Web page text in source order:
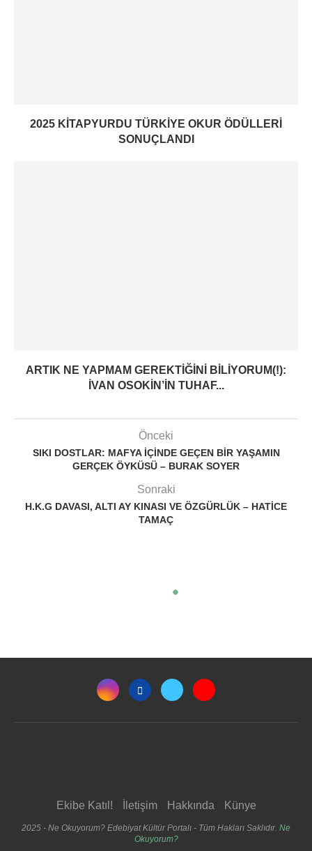
2025 KITAPYURDU TÜRKIYE OKUR ÖDÜLLERI
SONUÇLANDI
ARTIK NE YAPMAM GEREKTIĞINI BILIYORUM(!):
İVAN OSOKIN’IN TUHAF...
Önceki
SIKI DOSTLAR: MAFYA IÇINDE GEÇEN BIR YAŞAMIN
GERÇEK ÖYKÜSÜ – BURAK SOYER
Sonraki
H.K.G DAVASI, ALTI AY KINASI VE ÖZGÜRLÜK – HATICE
TAMAÇ
Ekibe Katıl! İletişim Hakkında Künye
2025 - Ne Okuyorum? Edebiyat Kültür Portalı - Tüm Hakları Saklıdır. Ne
Okuyorum?